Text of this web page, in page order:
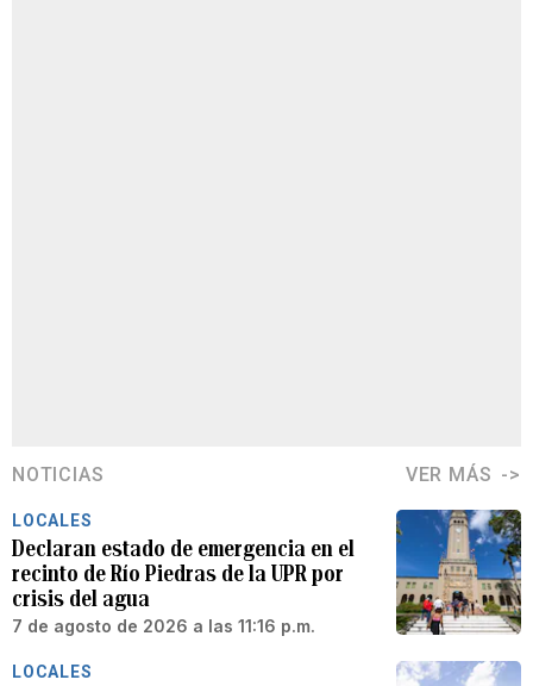
NOTICIAS VER MÁS
LOCALES
Declaran estado de emergencia en el
recinto de Río Piedras de la UPR por
crisis del agua
7 de agosto de 2026 a las 11:16 p.m.
LOCALES